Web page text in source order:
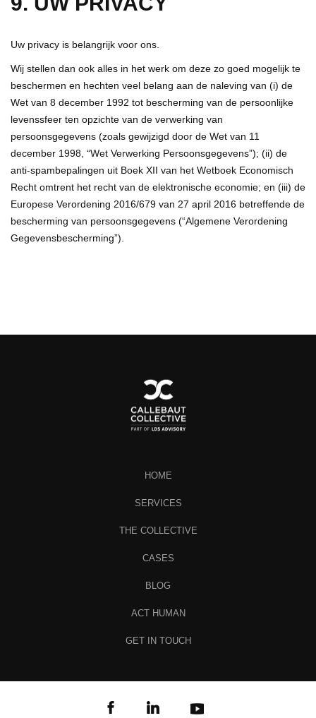
Uw privacy is belangrijk voor ons.
Wij stellen dan ook alles in het werk om deze zo goed mogelijk te
beschermen en hechten veel belang aan de naleving van (i) de
Wet van 8 december 1992 tot bescherming van de persoonlijke
levenssfeer ten opzichte van de verwerking van
persoonsgegevens (zoals gewijzigd door de Wet van 11
december 1998, “Wet Verwerking Persoonsgegevens”); (ii) de
anti-spambepalingen uit Boek XII van het Wetboek Economisch
Recht omtrent het recht van de elektronische economie; en (iii) de
Europese Verordening 2016/679 van 27 april 2016 betreffende de
bescherming van persoonsgegevens (“Algemene Verordening
Gegevensbescherming”).
HOME
SERVICES
THE COLLECTIVE
CASES
BLOG
ACT HUMAN
GET IN TOUCH